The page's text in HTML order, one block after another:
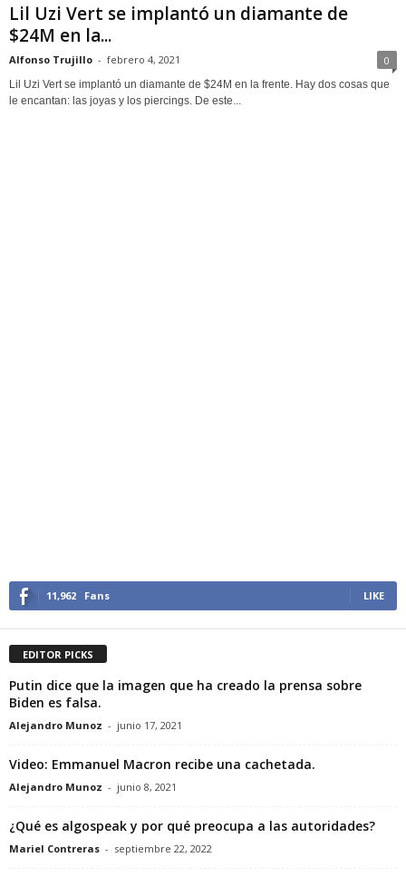
Lil Uzi Vert se implantó un diamante de
$24M en la...
Alfonso Trujillo - febrero 4, 2021 0
Lil Uzi Vert se implantó un diamante de $24M en la frente. Hay dos cosas que
le encantan: las joyas y los piercings. De este...
11,962 Fans LIKE
EDITOR PICKS
Putin dice que la imagen que ha creado la prensa sobre
Biden es falsa.
Alejandro Munoz - junio 17, 2021
Video: Emmanuel Macron recibe una cachetada.
Alejandro Munoz - junio 8, 2021
¿Qué es algospeak y por qué preocupa a las autoridades?
Mariel Contreras - septiembre 22, 2022